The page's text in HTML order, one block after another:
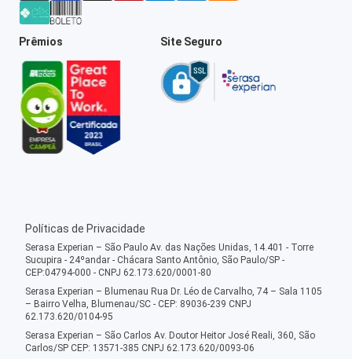
Prêmios Site Seguro
Políticas de Privacidade
Serasa Experian – São Paulo Av. das Nações Unidas, 14.401 - Torre
Sucupira - 24ºandar - Chácara Santo Antônio, São Paulo/SP -
CEP:04794-000 - CNPJ 62.173.620/0001-80
Serasa Experian – Blumenau Rua Dr. Léo de Carvalho, 74 – Sala 1105
– Bairro Velha, Blumenau/SC - CEP: 89036-239 CNPJ
62.173.620/0104-95
Serasa Experian – São Carlos Av. Doutor Heitor José Reali, 360, São
Carlos/SP CEP: 13571-385 CNPJ 62.173.620/0093-06